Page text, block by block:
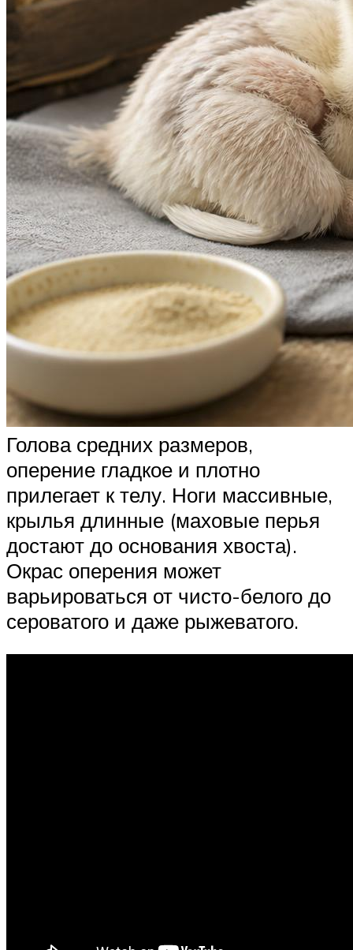
Голова средних размеров,
оперение гладкое и плотно
прилегает к телу. Ноги массивные,
крылья длинные (маховые перья
достают до основания хвоста).
Окрас оперения может
варьироваться от чисто-белого до
сероватого и даже рыжеватого.